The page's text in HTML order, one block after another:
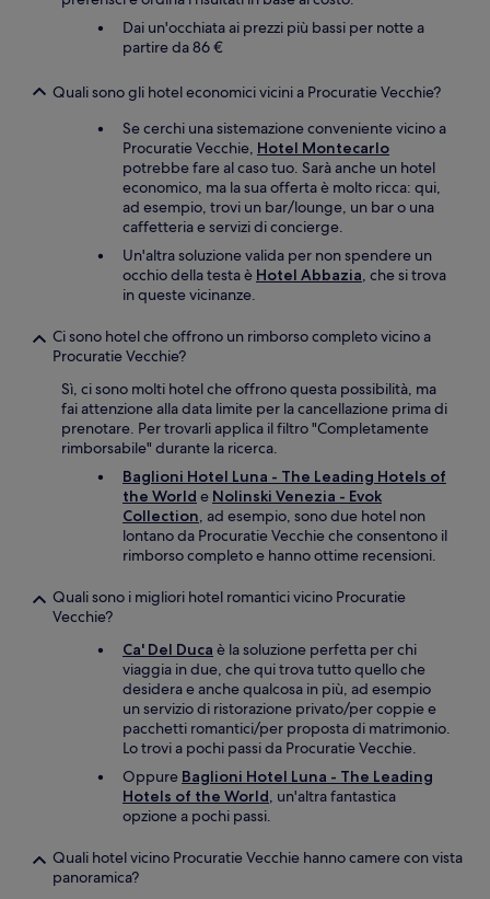
Dai un'occhiata ai prezzi più bassi per notte a
partire da 86 €
Quali sono gli hotel economici vicini a Procuratie Vecchie?
Se cerchi una sistemazione conveniente vicino a
Procuratie Vecchie, Hotel Montecarlo
potrebbe fare al caso tuo. Sarà anche un hotel
economico, ma la sua offerta è molto ricca: qui,
ad esempio, trovi un bar/lounge, un bar o una
caffetteria e servizi di concierge.
Un'altra soluzione valida per non spendere un
occhio della testa è Hotel Abbazia, che si trova
in queste vicinanze.
Ci sono hotel che offrono un rimborso completo vicino a
Procuratie Vecchie?
Sì, ci sono molti hotel che offrono questa possibilità, ma
fai attenzione alla data limite per la cancellazione prima di
prenotare. Per trovarli applica il filtro "Completamente
rimborsabile" durante la ricerca.
Baglioni Hotel Luna - The Leading Hotels of
the World e Nolinski Venezia - Evok
Collection, ad esempio, sono due hotel non
lontano da Procuratie Vecchie che consentono il
rimborso completo e hanno ottime recensioni.
Quali sono i migliori hotel romantici vicino Procuratie
Vecchie?
Ca' Del Duca è la soluzione perfetta per chi
viaggia in due, che qui trova tutto quello che
desidera e anche qualcosa in più, ad esempio
un servizio di ristorazione privato/per coppie e
pacchetti romantici/per proposta di matrimonio.
Lo trovi a pochi passi da Procuratie Vecchie.
Oppure Baglioni Hotel Luna - The Leading
Hotels of the World, un'altra fantastica
opzione a pochi passi.
Quali hotel vicino Procuratie Vecchie hanno camere con vista
panoramica?